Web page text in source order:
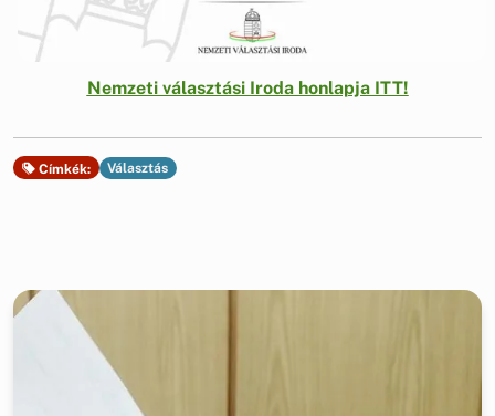
Nemzeti választási Iroda honlapja ITT!
Címkék: Választás